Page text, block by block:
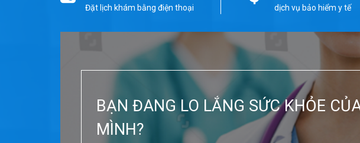
Đặt lịch khám bằng điện thoại dịch vụ bảo hiểm y tế
BẠN ĐANG LO LẮNG SỨC KHỎE
MÌNH?